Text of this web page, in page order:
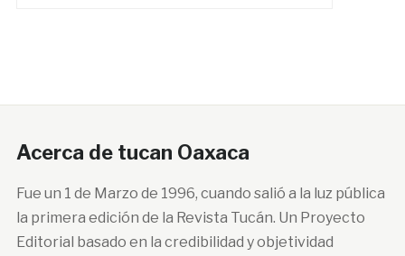
Acerca de tucan Oaxaca
Fue un 1 de Marzo de 1996, cuando salió a la luz pública
la primera edición de la Revista Tucán. Un Proyecto
Editorial basado en la credibilidad y objetividad